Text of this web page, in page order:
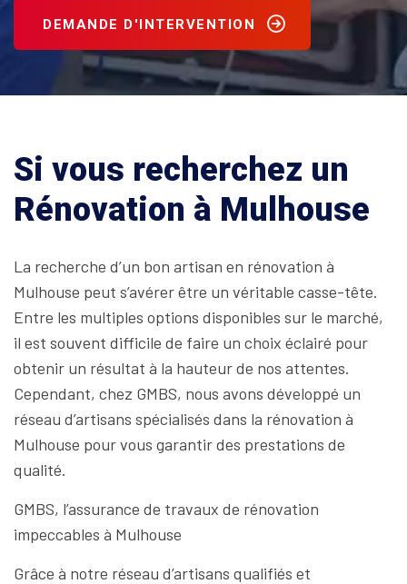
DEMANDE D'INTERVENTION
Si vous recherchez un
Rénovation à Mulhouse
La recherche d’un bon artisan en rénovation à
Mulhouse peut s’avérer être un véritable casse-tête.
Entre les multiples options disponibles sur le marché,
il est souvent difficile de faire un choix éclairé pour
obtenir un résultat à la hauteur de nos attentes.
Cependant, chez GMBS, nous avons développé un
réseau d’artisans spécialisés dans la rénovation à
Mulhouse pour vous garantir des prestations de
qualité.
GMBS, l’assurance de travaux de rénovation
impeccables à Mulhouse
Grâce à notre réseau d’artisans qualifiés et